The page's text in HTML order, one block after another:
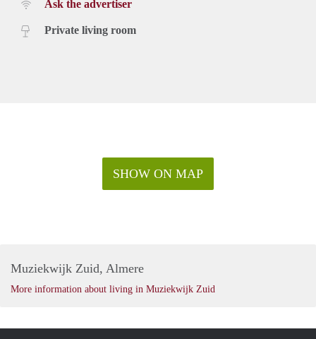
Ask the advertiser
Private living room
SHOW ON MAP
Muziekwijk Zuid, Almere
More information about living in Muziekwijk Zuid